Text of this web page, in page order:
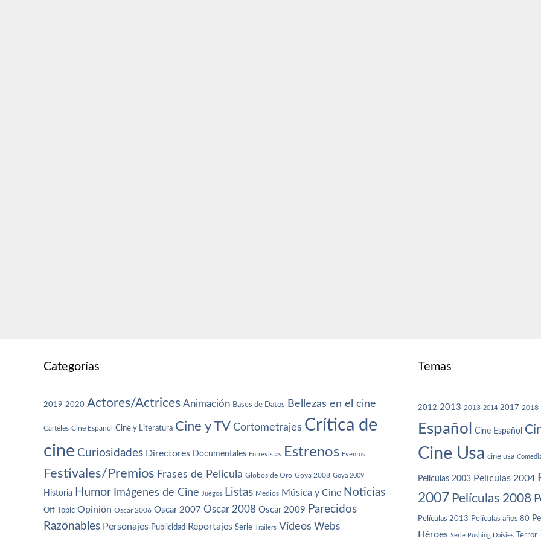
Categorías
2019 2020 Actores/Actrices Animación Bases de Datos Bellezas en el cine
Carteles Cine Español Cine y Literatura Cine y TV Cortometrajes Crítica de
cine Curiosidades Directores Documentales Entrevistas Estrenos Eventos
Festivales/Premios Frases de Película Globos de Oro Goya 2008 Goya 2009
Historia Humor Imágenes de Cine Juegos Listas Medios Música y Cine Noticias
Off-Topic Opinión Oscar 2006 Oscar 2007 Oscar 2008 Oscar 2009 Parecidos
Razonables Personajes Publicidad Reportajes Serie Trailers Vídeos Webs
Temas
2012 2013 2013 2014 2017 2018
Español Cine Español
Cine Usa cine usa
Películas 2003 Películas 2004
2007 Películas 2008
Películas 2013 Películas años 80
Héroes Serie Pushing Daisies Terror